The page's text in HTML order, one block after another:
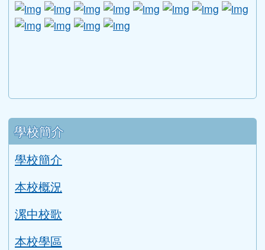
link to http://www.2017twccprcescr.tw/
link to http://http://ifi.immigration.gov.tw/
link to https://i.win.org.tw/iWIN/
link to https://
link to http://link to https://
link to https://
link to
link to
link to https://dep.mohw.gov.tw/DOMHAOH/lp-3560-
link to https://dep.mohw.gov.tw/DOMHAOH/cp-
link to http://sgcc.tyc.edu.tw/tycsgcc/ \
link to =\ https://learning.swcb.gov.tw/
link to http://
左邊區域內容
學校簡介
學校簡介
本校概況
漯中校歌
本校學區